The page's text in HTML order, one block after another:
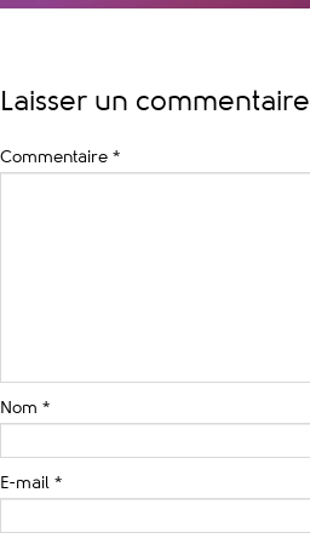
Laisser un commentaire
Commentaire *
Nom *
E-mail *